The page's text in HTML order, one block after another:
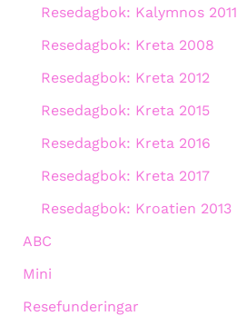
Resedagbok: Kalymnos 2011
Resedagbok: Kreta 2008
Resedagbok: Kreta 2012
Resedagbok: Kreta 2015
Resedagbok: Kreta 2016
Resedagbok: Kreta 2017
Resedagbok: Kroatien 2013
ABC
Mini
Resefunderingar